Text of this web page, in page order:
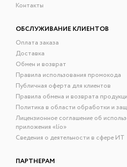
Контакты
ОБСЛУЖИВАНИЕ КЛИЕНТОВ
Оплата заказа
Доставка
Обмен и возврат
Правила использования промокода
Публичная оферта для клиентов
Правила обмена и возврата
Политика в области обработки и
Лицензионное соглашение об
приложения «lío»
Сведения о деятельности в сфере ИТ
ПАРТНЕРАМ